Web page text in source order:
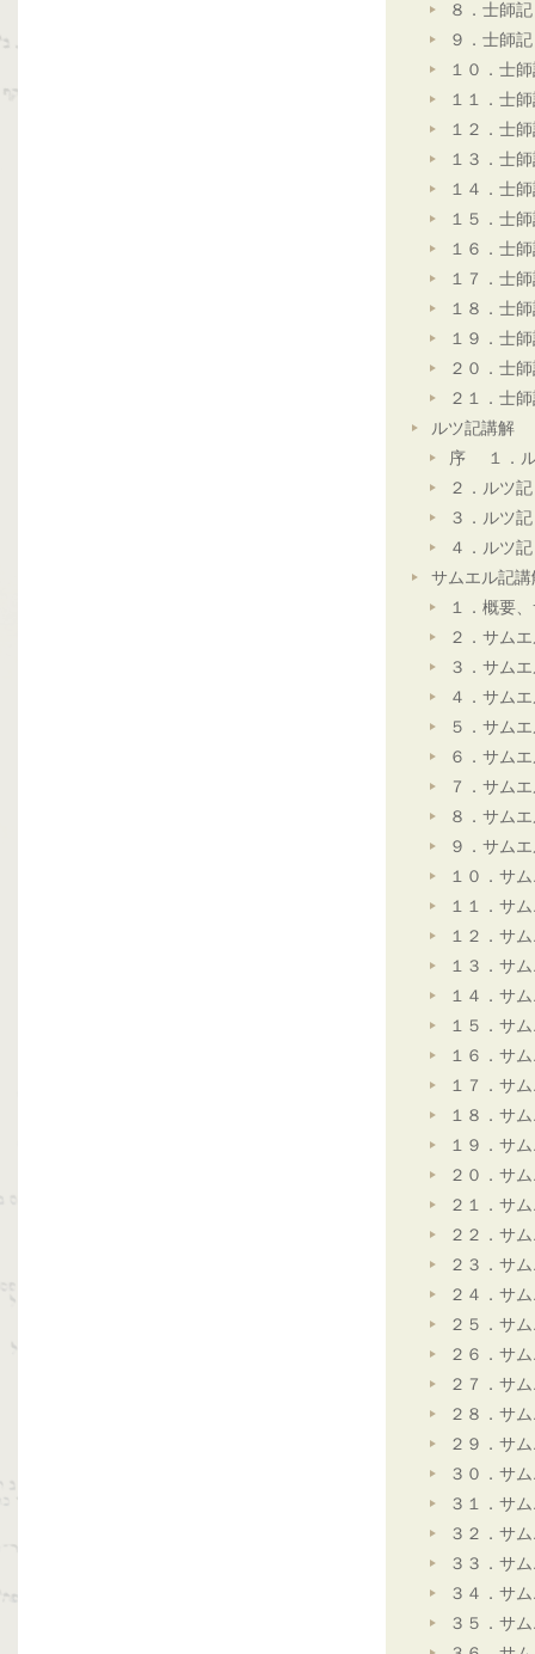
８．士師
９．士師
１０．士
１１．士
１２．士
１３．士
１４．士
１５．士
１６．士
１７．士
１８．士
１９．士
２０．士
２１．士
ルツ記講解
序 １．ル
２．ルツ
３．ルツ
４．ルツ
サムエル記講
１．概要
２．サム
３．サム
４．サム
５．サム
６．サム
７．サム
８．サム
９．サム
１０．サ
１１．サ
１２．サ
１３．サ
１４．サ
１５．サ
１６．サ
１７．サ
１８．サ
１９．サ
２０．サ
２１．サ
２２．サ
２３．サ
２４．サ
２５．サ
２６．サ
２７．サ
２８．サ
２９．サ
３０．サ
３１．サ
３２．サ
３３．サ
３４．サ
３５．サ